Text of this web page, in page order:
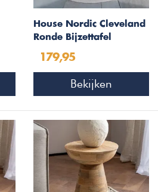
House Nordic Cleveland
Ronde Bijzettafel
179,95
Bekijken